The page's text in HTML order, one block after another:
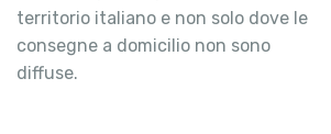
territorio italiano e non solo dove le
consegne a domicilio non sono
diffuse.